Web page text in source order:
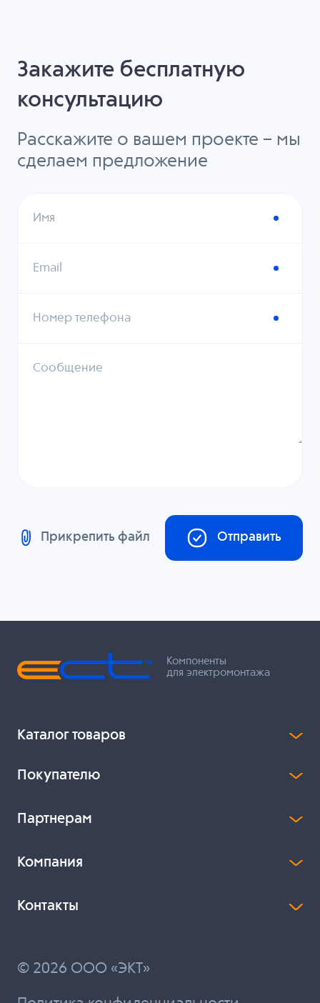
Закажите бесплатную
консультацию
Расскажите о вашем проекте – мы
сделаем предложение
Имя
Email
Номер телефона
Сообщение
Прикрепить файл Отправить
Компоненты
для электромонтажа
Каталог товаров
Покупателю
Партнерам
Компания
Контакты
© 2026 ООО «ЭКТ»